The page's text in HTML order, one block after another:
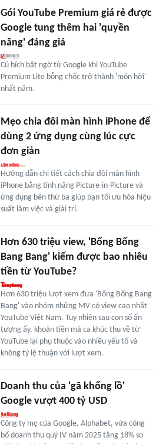
Gói YouTube Premium giá rẻ được
Google tung thêm hai 'quyền
năng' đáng giá
Cú hích bất ngờ từ Google khi YouTube
Premium Lite bỗng chốc trở thành 'món hời'
nhất năm.
Mẹo chia đôi màn hình iPhone để
dùng 2 ứng dụng cùng lúc cực
đơn giản
Hướng dẫn chi tiết cách chia đôi màn hình
iPhone bằng tính năng Picture-in-Picture và
ứng dụng bên thứ ba giúp bạn tối ưu hóa hiệu
suất làm việc và giải trí.
Hơn 630 triệu view, 'Bống Bống
Bang Bang' kiếm được bao nhiêu
tiền từ YouTube?
Hơn 630 triệu lượt xem đưa 'Bống Bống Bang
Bang' vào nhóm những MV có view cao nhất
YouTube Việt Nam. Tuy nhiên sau con số ấn
tượng ấy, khoản tiền mà ca khúc thu về từ
YouTube lại phụ thuộc vào nhiều yếu tố và
không tỷ lệ thuận với lượt xem.
Doanh thu của 'gã khổng lồ'
Google vượt 400 tỷ USD
Công ty mẹ của Google, Alphabet, vừa công
bố doanh thu quý IV năm 2025 tăng 18% so